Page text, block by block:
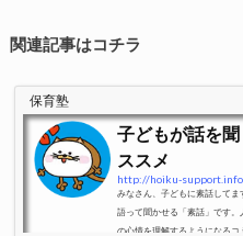
関連記事はコチラ
保育塾
子どもが話を
ススメ
http://hoiku-
みなさん、子どもに素話して
語って聞かせる「素話」です
の心情を理解するようになる